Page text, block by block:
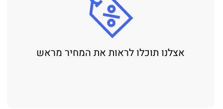
אצלנו תוכלו לראות את המחיר מראש